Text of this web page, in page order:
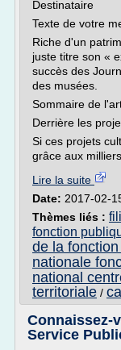
Destinataire
Texte de votre
Riche d'un
juste titre son «
succès des
des musées.
Sommaire de
Derrière les
Si ces projets
grâce aux
Lire la suite
Date: 2017-02-
Thèmes liés :
fonction
de la
nationale
national
territoriale /
Connaissez-
Service